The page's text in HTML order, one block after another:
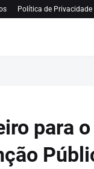
Política de Privacidade
para